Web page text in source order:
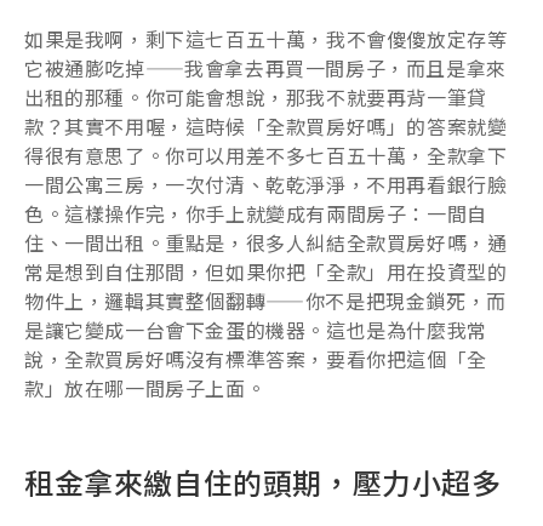
如果是我啊，剩下這七百五十萬，我不會傻傻放定存等
它被通膨吃掉——我會拿去再買一間房子，而且是拿來
出租的那種。你可能會想說，那我不就要再背一筆貸
款？其實不用喔，這時候「全款買房好嗎」的答案就變
得很有意思了。你可以用差不多七百五十萬，全款拿下
一間公寓三房，一次付清、乾乾淨淨，不用再看銀行臉
色。這樣操作完，你手上就變成有兩間房子：一間自
住、一間出租。重點是，很多人糾結全款買房好嗎，通
常是想到自住那間，但如果你把「全款」用在投資型的
物件上，邏輯其實整個翻轉——你不是把現金鎖死，而
是讓它變成一台會下金蛋的機器。這也是為什麼我常
說，全款買房好嗎沒有標準答案，要看你把這個「全
款」放在哪一間房子上面。
租金拿來繳自住的頭期，壓力小超多